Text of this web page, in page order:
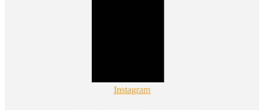
Instagram